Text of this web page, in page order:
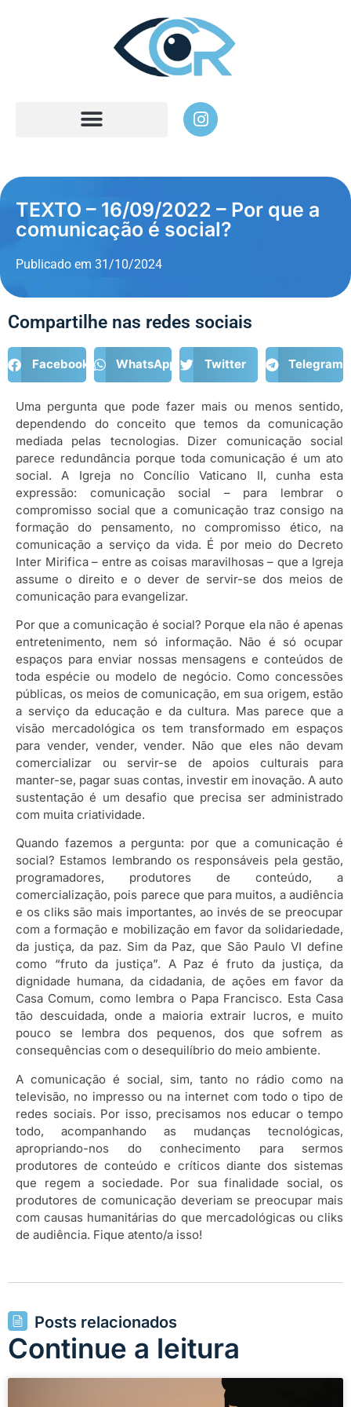
TEXTO – 16/09/2022 – Por que a
comunicação é social?
Publicado em 31/10/2024
Compartilhe nas redes sociais
Facebook WhatsApp Twitter Telegram
Uma pergunta que pode fazer mais ou menos sentido,
dependendo do conceito que temos da comunicação
mediada pelas tecnologias. Dizer comunicação social
parece redundância porque toda comunicação é um ato
social. A Igreja no Concílio Vaticano II, cunha esta
expressão: comunicação social – para lembrar o
compromisso social que a comunicação traz consigo na
formação do pensamento, no compromisso ético, na
comunicação a serviço da vida. É por meio do Decreto
Inter Mirifica – entre as coisas maravilhosas – que a Igreja
assume o direito e o dever de servir-se dos meios de
comunicação para evangelizar.
Por que a comunicação é social? Porque ela não é apenas
entretenimento, nem só informação. Não é só ocupar
espaços para enviar nossas mensagens e conteúdos de
toda espécie ou modelo de negócio. Como concessões
públicas, os meios de comunicação, em sua origem, estão
a serviço da educação e da cultura. Mas parece que a
visão mercadológica os tem transformado em espaços
para vender, vender, vender. Não que eles não devam
comercializar ou servir-se de apoios culturais para
manter-se, pagar suas contas, investir em inovação. A auto
sustentação é um desafio que precisa ser administrado
com muita criatividade.
Quando fazemos a pergunta: por que a comunicação é
social? Estamos lembrando os responsáveis pela gestão,
programadores, produtores de conteúdo, a
comercialização, pois parece que para muitos, a audiência
e os cliks são mais importantes, ao invés de se preocupar
com a formação e mobilização em favor da solidariedade,
da justiça, da paz. Sim da Paz, que São Paulo VI define
como “fruto da justiça”. A Paz é fruto da justiça, da
dignidade humana, da cidadania, de ações em favor da
Casa Comum, como lembra o Papa Francisco. Esta Casa
tão descuidada, onde a maioria extrair lucros, e muito
pouco se lembra dos pequenos, dos que sofrem as
consequências com o desequilíbrio do meio ambiente.
A comunicação é social, sim, tanto no rádio como na
televisão, no impresso ou na internet com todo o tipo de
redes sociais. Por isso, precisamos nos educar o tempo
todo, acompanhando as mudanças tecnológicas,
apropriando-nos do conhecimento para sermos
produtores de conteúdo e críticos diante dos sistemas
que regem a sociedade. Por sua finalidade social, os
produtores de comunicação deveriam se preocupar mais
com causas humanitárias do que mercadológicas ou cliks
de audiência. Fique atento/a isso!
Posts relacionados
Continue a leitura